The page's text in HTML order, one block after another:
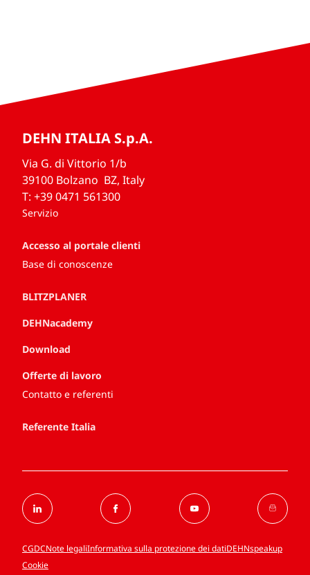
DEHN ITALIA S.p.A.
Via G. di Vittorio 1/b
39100 Bolzano BZ, Italy
T: +39 0471 561300
Servizio
Accesso al portale clienti
Base di conoscenze
BLITZPLANER
DEHNacademy
Download
Offerte di lavoro
Contatto e referenti
Referente Italia
CGDCNote legaliInformativa sulla protezione dei datiDEHNspeakup
Cookie